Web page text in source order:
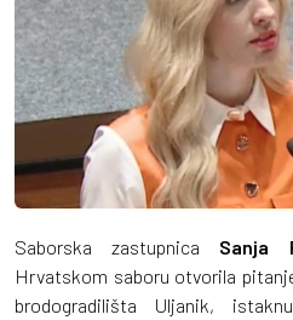
Saborska zastupnica Sanja
Hrvatskom saboru otvorila
brodogradilišta Uljanik,